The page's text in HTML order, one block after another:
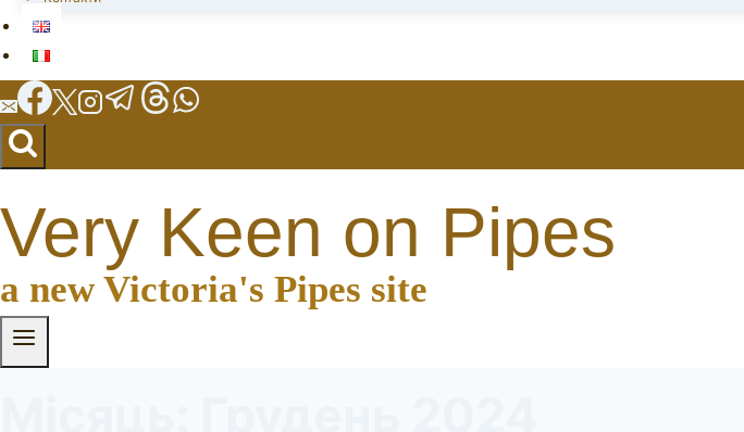
Very Keen on Pipes
a new Victoria's Pipes site